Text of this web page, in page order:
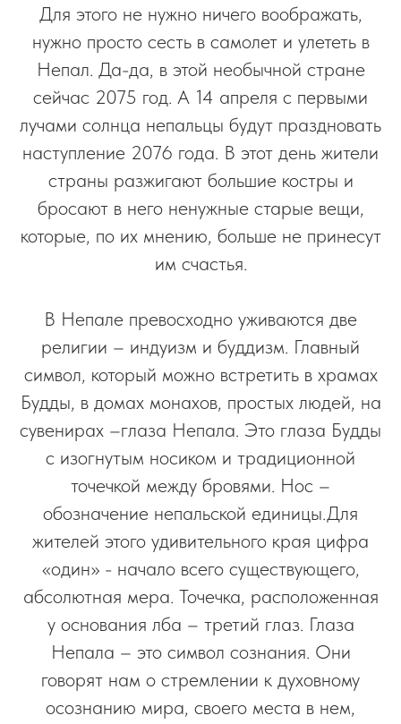
Для этого не нужно ничего воображать,
нужно просто сесть в самолет и улететь в
Непал. Да-да, в этой необычной стране
сейчас 2075 год. А 14 апреля с первыми
лучами солнца непальцы будут праздновать
наступление 2076 года. В этот день жители
страны разжигают большие костры и
бросают в него ненужные старые вещи,
которые, по их мнению, больше не принесут
им счастья.
В Непале превосходно уживаются две
религии – индуизм и буддизм. Главный
символ, который можно встретить в храмах
Будды, в домах монахов, простых людей, на
сувенирах –глаза Непала. Это глаза Будды
с изогнутым носиком и традиционной
точечкой между бровями. Нос –
обозначение непальской единицы.Для
жителей этого удивительного края цифра
«один» - начало всего существующего,
абсолютная мера. Точечка, расположенная
у основания лба – третий глаз. Глаза
Непала – это символ сознания. Они
говорят нам о стремлении к духовному
осознанию мира, своего места в нем,